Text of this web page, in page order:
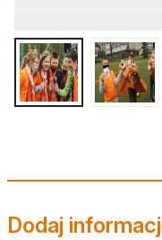
Dodaj